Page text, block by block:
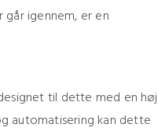
igennem, er en
til dette med en høj
automatisering kan dette